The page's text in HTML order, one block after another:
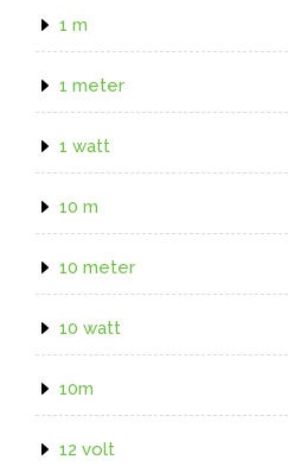
1 m
1 meter
1 watt
10 m
10 meter
10 watt
10m
12 volt